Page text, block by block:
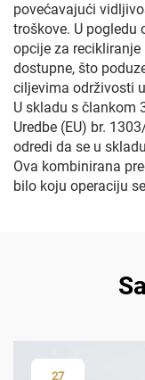
povećavajući
troškove. U pogledu
opcije za
dostupne, što
ciljevima održivosti
U skladu s člankom
Uredbe (EU) br.
odredi da se u
Ova kombinirana
bilo koju operaciju
27